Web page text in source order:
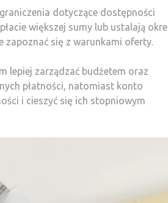
dotyczące dostępności
większej sumy lub ustalają
się z warunkami oferty.
lepiej zarządzać budżetem oraz
płatności, natomiast konto
i cieszyć się ich stopniowym